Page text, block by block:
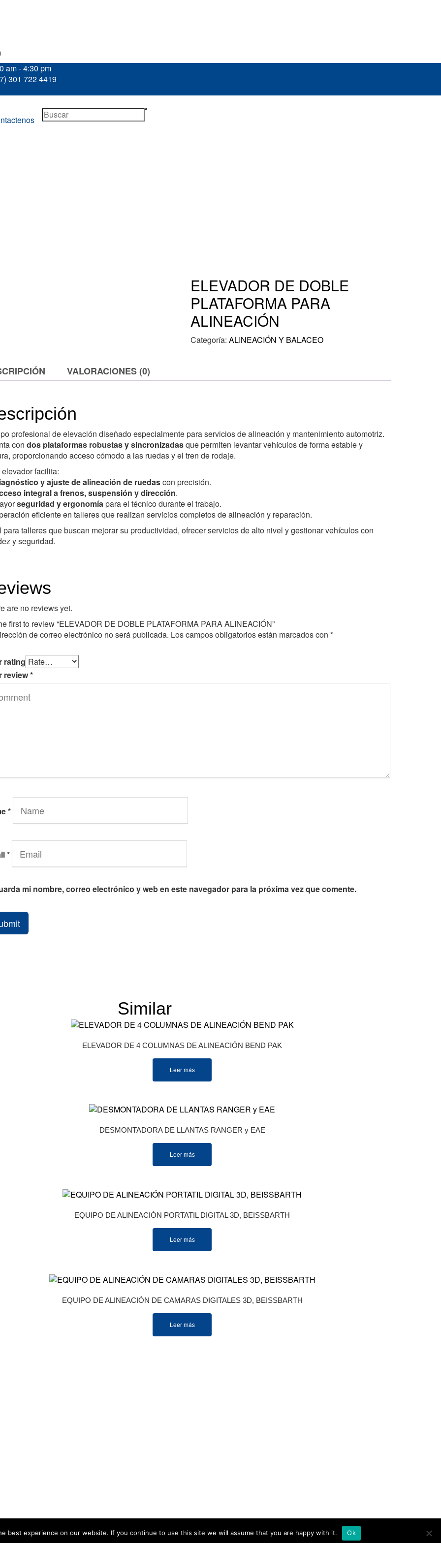
am - 4:30 pm
301 722 4419
ELEVADOR DE DOBLE
PLATAFORMA PARA
ALINEACIÓN
Categoría:ALINEACIÓN Y BALACEO
VALORACIONES (0)
profesional de elevación diseñado especialmente para servicios de alineación y mantenimiento automotriz.
con dos plataformas robustas y sincronizadasque permiten levantar vehículos de forma estable y
proporcionando acceso cómodo a las ruedas y el tren de rodaje.
facilita:
y ajuste de alineación de ruedascon precisión.
integral a frenos, suspensión y dirección.
seguridad y ergonomíapara el técnico durante el trabajo.
eficiente en talleres que realizan servicios completos de alineación y reparación.
para talleres que buscan mejorar su productividad, ofrecer servicios de alto nivel y gestionar vehículos con
y seguridad.
are no reviews yet.
first to review “ELEVADOR DE DOBLE PLATAFORMA PARA ALINEACIÓN”
de correo electrónico no será publicada. Los campos obligatorios están marcados con *
rating
review*
*
*
mi nombre, correo electrónico y web en este navegador para la próxima vez que comente.
Similar
ELEVADOR DE 4 COLUMNAS DE ALINEACIÓN BEND PAK
Leer más
DESMONTADORA DE LLANTAS RANGER y EAE
Leer más
EQUIPO DE ALINEACIÓN PORTATIL DIGITAL 3D, BEISSBARTH
Leer más
EQUIPO DE ALINEACIÓN DE CAMARAS DIGITALES 3D, BEISSBARTH
Leer más
best experience on our website. If you continue to use this site we will assume that you are happy with it. Ok